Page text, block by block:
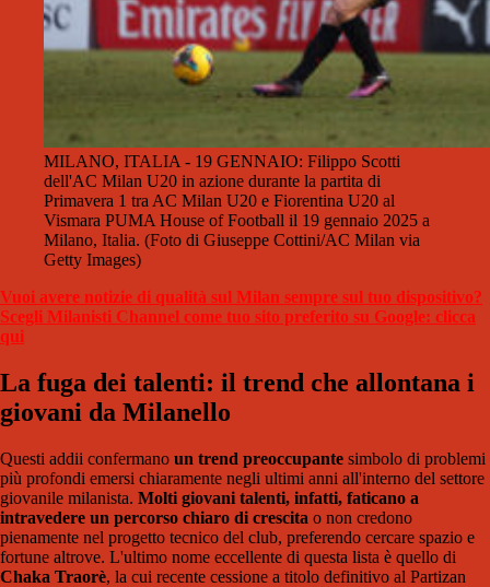
MILANO, ITALIA - 19 GENNAIO: Filippo Scotti
dell'AC Milan U20 in azione durante la partita di
Primavera 1 tra AC Milan U20 e Fiorentina U20 al
Vismara PUMA House of Football il 19 gennaio 2025 a
Milano, Italia. (Foto di Giuseppe Cottini/AC Milan via
Getty Images)
Vuoi avere notizie di qualità sul Milan sempre sul tuo dispositivo?
Scegli Milanisti Channel come tuo sito preferito su Google: clicca
qui
La fuga dei talenti: il trend che allontana i
giovani da Milanello
Questi addii confermano un trend preoccupante simbolo di problemi
più profondi emersi chiaramente negli ultimi anni all'interno del settore
giovanile milanista. Molti giovani talenti, infatti, faticano a
intravedere un percorso chiaro di crescita o non credono
pienamente nel progetto tecnico del club, preferendo cercare spazio e
fortune altrove. L'ultimo nome eccellente di questa lista è quello di
Chaka Traorè, la cui recente cessione a titolo definitivo al Partizan